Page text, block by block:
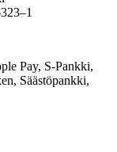
Pay, S-Pankki,
Säästöpankki,